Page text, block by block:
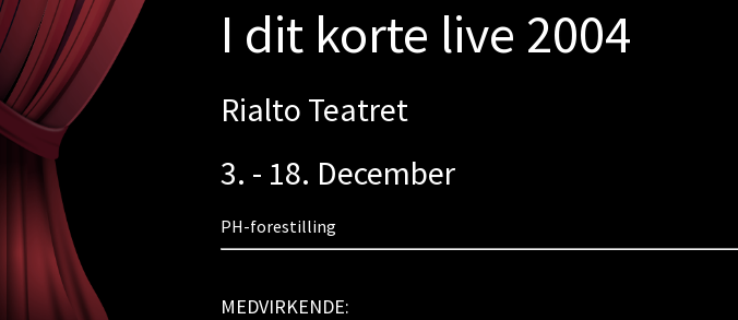
I dit korte live 2004
Rialto Teatret
3. - 18. December
PH-forestilling
MEDVIRKENDE: